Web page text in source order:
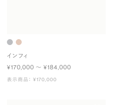
インフィ
¥170,000 〜 ¥184,000
表示商品： ¥170,000